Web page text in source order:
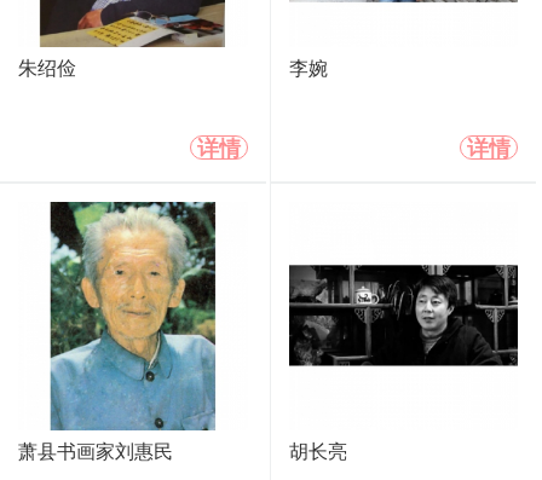
朱绍俭
详情
李婉
详情
萧县书画家刘惠民 胡长亮